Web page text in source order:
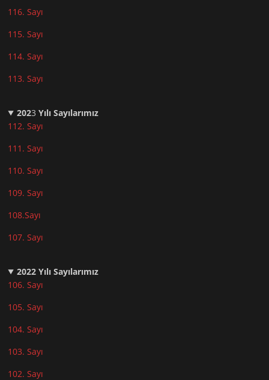
116. Sayı
115. Sayı
114. Sayı
113. Sayı
2023Yılı Sayılarımız
112. Sayı
111. Sayı
110. Sayı
109. Sayı
108.Sayı
107. Sayı
2022 Yılı Sayılarımız
106. Sayı
105. Sayı
104. Sayı
103. Sayı
102. Sayı